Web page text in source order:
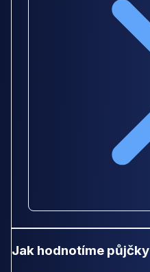
Jak hodnotíme půjčky